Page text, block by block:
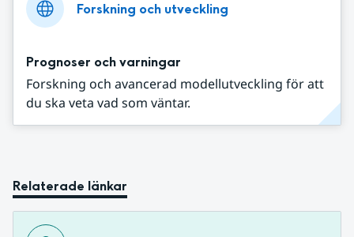
Forskning och utveckling
Prognoser och varningar
Forskning och avancerad modellutveckling för att
du ska veta vad som väntar.
Relaterade länkar